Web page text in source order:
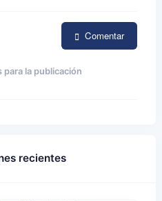
Comentar
la publicación
recientes